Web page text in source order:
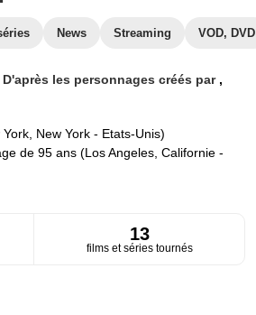
News Streaming VOD, DVD
D'après les personnages créés par ,
York, New York - Etats-Unis)
de 95 ans (Los Angeles, Californie -
13
films et séries tournés